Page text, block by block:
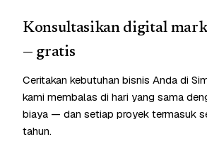
Konsultasikan digital
— gratis
Ceritakan kebutuhan bisnis Anda di
kami membalas di hari yang sama
biaya — dan setiap proyek termasuk
tahun.